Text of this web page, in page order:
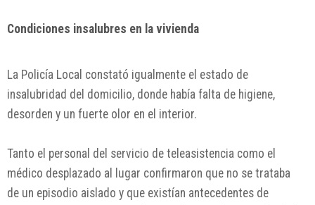
Condiciones insalubres en la vivienda
La Policía Local constató igualmente el estado de
insalubridad del domicilio, donde había falta de higiene,
desorden y un fuerte olor en el interior.
Tanto el personal del servicio de teleasistencia como el
médico desplazado al lugar confirmaron que no se trataba
de un episodio aislado y que existían antecedentes de